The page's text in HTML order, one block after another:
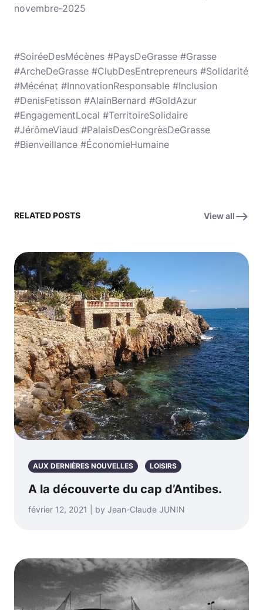
novembre-2025
#SoiréeDesMécènes #PaysDeGrasse #Grasse
#ArcheDeGrasse #ClubDesEntrepreneurs #Solidarité
#Mécénat #InnovationResponsable #Inclusion
#DenisFetisson #AlainBernard #GoldAzur
#EngagementLocal #TerritoireSolidaire
#JérômeViaud #PalaisDesCongrèsDeGrasse
#Bienveillance #ÉconomieHumaine
RELATED POSTS View all
AUX DERNIÈRES NOUVELLES LOISIRS
A la découverte du cap d’Antibes.
février 12, 2021 | by Jean-Claude JUNIN